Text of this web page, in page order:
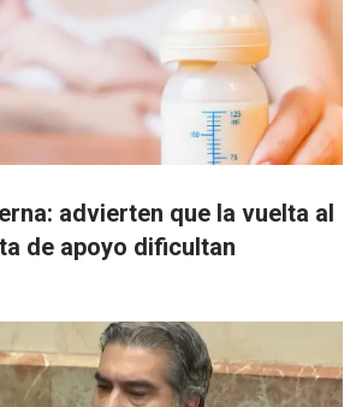
advierten que la vuelta al
de apoyo dificultan